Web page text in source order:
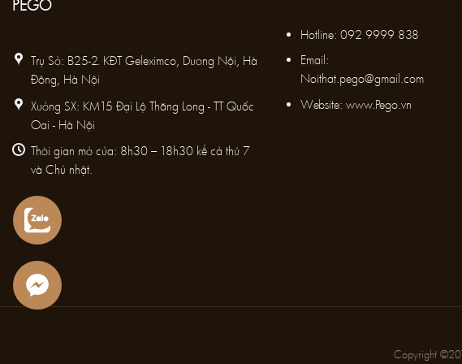
PEGO
Trụ Sở: B25-2. KĐT Geleximco, Dương Nội, Hà
Đông, Hà Nội
Xưởng SX: KM15 Đại Lộ Thăng Long - TT Quốc
Oai - Hà Nội
Thời gian mở cửa: 8h30 – 18h30 kể cả thứ 7
và Chủ nhật.
Hotline: 092 9999 838
Email:
Noithat.pego@gmail.com
Website: www.Pego.vn
Copyright